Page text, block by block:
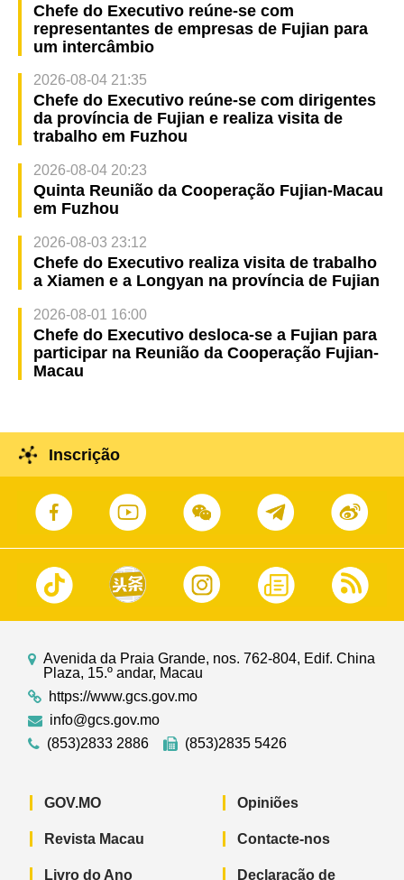
Chefe do Executivo reúne-se com
representantes de empresas de Fujian para
um intercâmbio
2026-08-04 21:35
Chefe do Executivo reúne-se com dirigentes
da província de Fujian e realiza visita de
trabalho em Fuzhou
2026-08-04 20:23
Quinta Reunião da Cooperação Fujian-Macau
em Fuzhou
2026-08-03 23:12
Chefe do Executivo realiza visita de trabalho
a Xiamen e a Longyan na província de Fujian
2026-08-01 16:00
Chefe do Executivo desloca-se a Fujian para
participar na Reunião da Cooperação Fujian-
Macau
Inscrição
Avenida da Praia Grande, nos. 762-804, Edif. China
Plaza, 15.º andar, Macau
https://www.gcs.gov.mo
info@gcs.gov.mo
(853)2833 2886
(853)2835 5426
GOV.MO
Revista Macau
Livro do Ano
Opiniões
Contacte-nos
Declaração de